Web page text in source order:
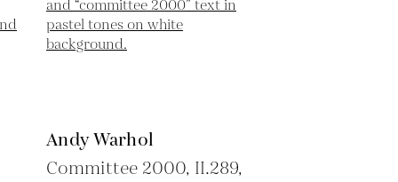
Andy Warhol
Committee 2000, II.289,